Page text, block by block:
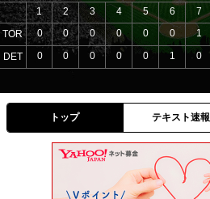
TOR
DET
1 2 3 4 5 6 7
0
0 0 0 0 0 1
0
0 0 0 0 1 0
トップ テキスト速報